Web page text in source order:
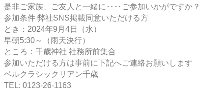
是非ご家族、ご友人と一緒に‥‥ご参加いかがですか？
参加条件 弊社SNS掲載同意いただける方
とき：2024年9月4日（水）
早朝5:30～（雨天決行）
ところ：千歳神社 社務所前集合
参加いただける方は事前に下記へご連絡お願いします
ベルクラシックリアン千歳
TEL: 0123-26-1163